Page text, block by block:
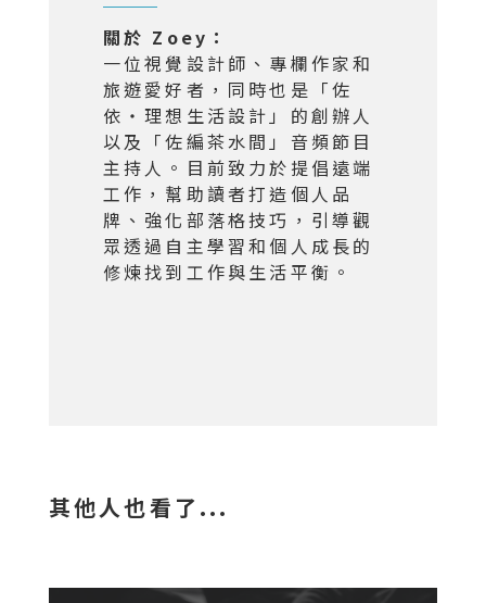
關於 Zoey：
一位視覺設計師、專欄作家和
旅遊愛好者，同時也是「佐
依・理想生活設計」的創辦人
以及「佐編茶水間」音頻節目
主持人。目前致力於提倡遠端
工作，幫助讀者打造個人品
牌、強化部落格技巧，引導觀
眾透過自主學習和個人成長的
修煉找到工作與生活平衡。
其他人也看了...